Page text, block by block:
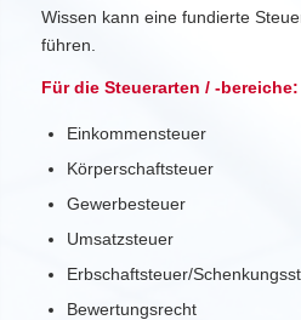
Wissen kann eine fundierte
führen.
Für die Steuerarten / -bereiche:
Einkommensteuer
Körperschaftsteuer
Gewerbesteuer
Umsatzsteuer
Erbschaftsteuer/
Bewertungsrecht